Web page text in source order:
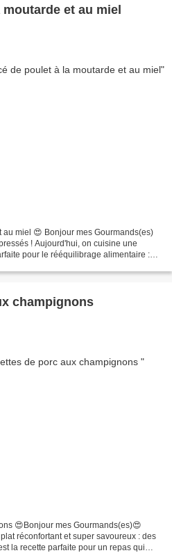
et au miel
au miel 😍 Bonjour mes Gourmands(es)
! Aujourd'hui, on cuisine une
pour le rééquilibrage alimentaire :
champignons
réconfortant et super savoureux : des
la recette parfaite pour un repas qui